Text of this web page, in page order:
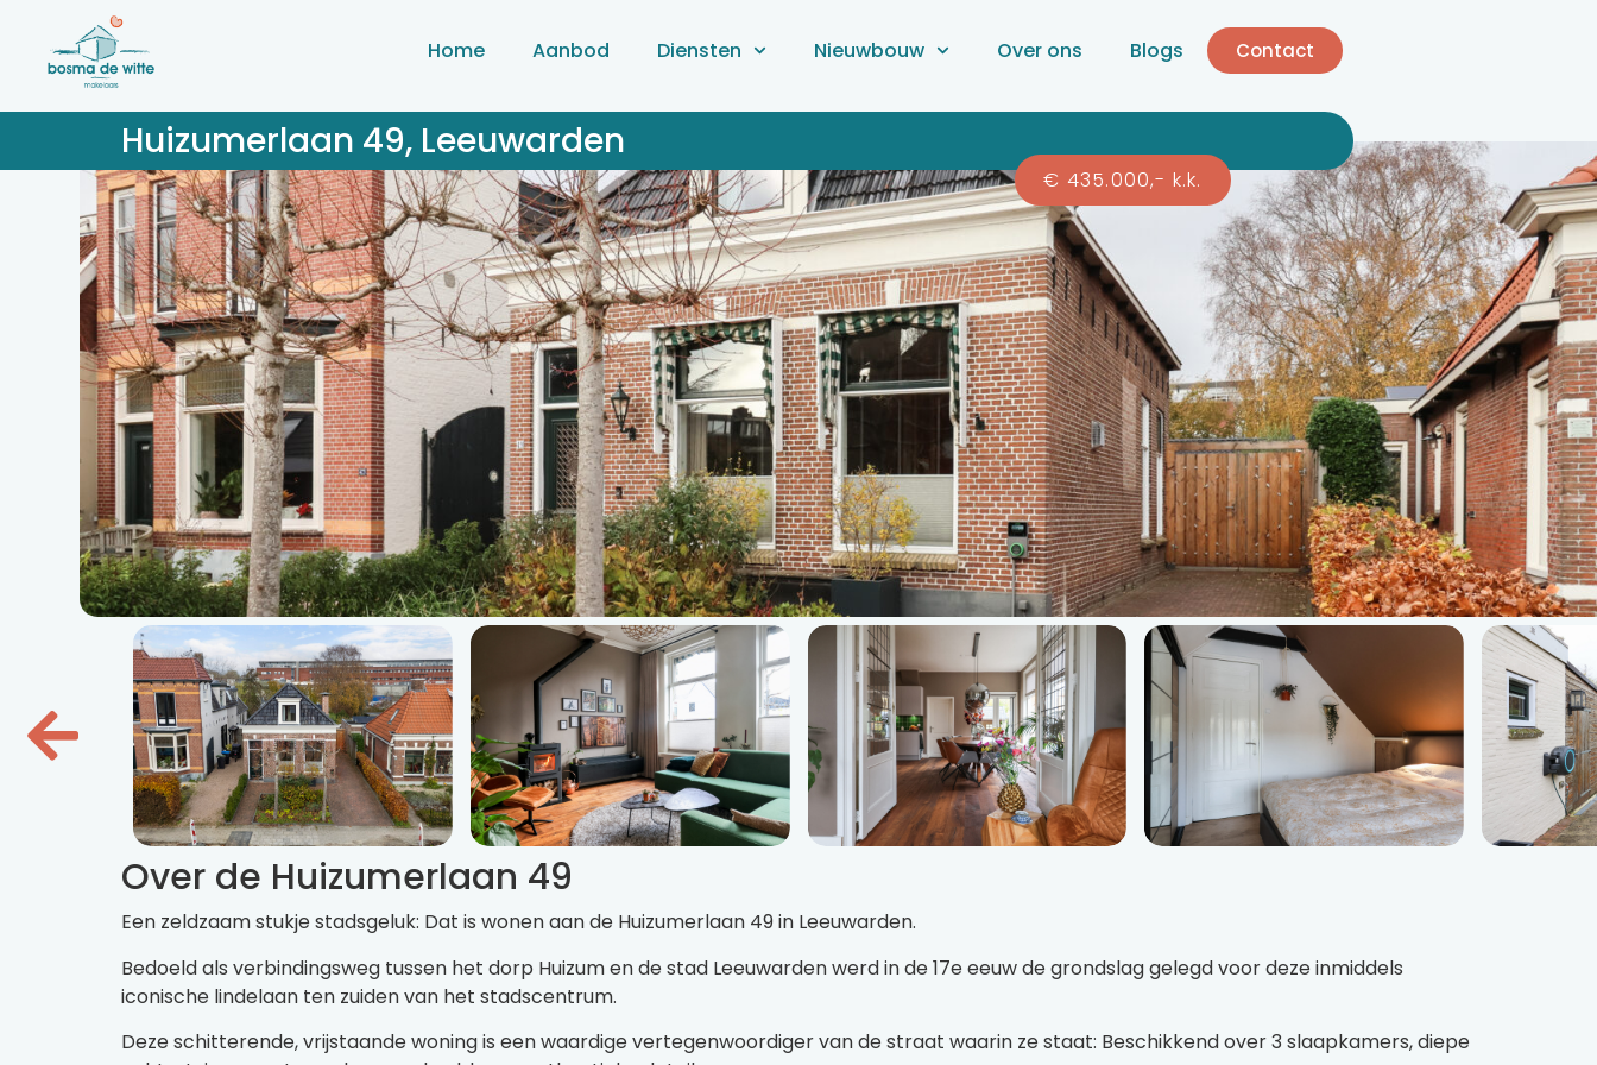
Home Aanbod Diensten Nieuwbouw Over ons Blogs Contact
Huizumerlaan 49, Leeuwarden
Over de Huizumerlaan 49
Een zeldzaam stukje stadsgeluk: Dat is wonen aan de Huizumerlaan 49 in Leeuwarden.
Bedoeld als verbindingsweg tussen het dorp Huizum en de stad Leeuwarden werd in de 17e eeuw de grondslag gelegd voor deze inmiddels
iconische lindelaan ten zuiden van het stadscentrum.
Deze schitterende, vrijstaande woning is een waardige vertegenwoordiger van de straat waarin ze staat: Beschikkend over 3 slaapkamers, diepe